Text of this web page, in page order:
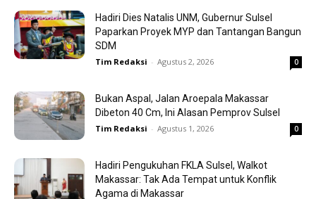
Hadiri Dies Natalis UNM, Gubernur Sulsel
Paparkan Proyek MYP dan Tantangan Bangun
SDM
Tim Redaksi - Agustus 2, 2026 0
Bukan Aspal, Jalan Aroepala Makassar
Dibeton 40 Cm, Ini Alasan Pemprov Sulsel
Tim Redaksi - Agustus 1, 2026 0
Hadiri Pengukuhan FKLA Sulsel, Walkot
Makassar: Tak Ada Tempat untuk Konflik
Agama di Makassar